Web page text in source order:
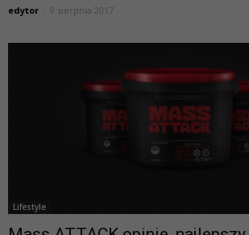
edytor 9 sierpnia 2017
Lifestyle